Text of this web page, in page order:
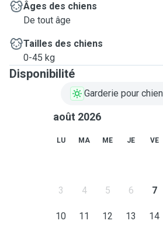
Âges des chiens
De tout âge
Tailles des chiens
0-45 kg
Disponibilité
Garderie pour chien
août 2026
LU MA ME JE VE
3 4 5 6 7
10 11 12 13 14